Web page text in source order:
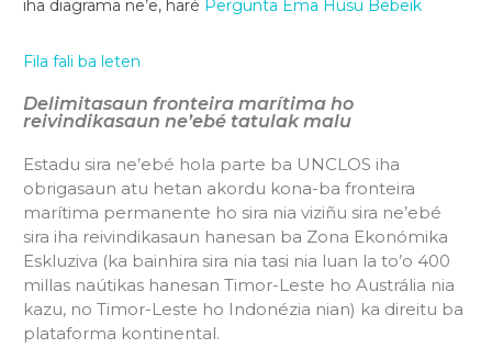
iha diagrama ne’e, haré Pergunta Ema Husu Bebeik
Fila fali ba leten
Delimitasaun fronteira marítima ho
reivindikasaun ne’ebé tatulak malu
Estadu sira ne’ebé hola parte ba UNCLOS iha
obrigasaun atu hetan akordu kona-ba fronteira
marítima permanente ho sira nia viziñu sira ne’ebé
sira iha reivindikasaun hanesan ba Zona Ekonómika
Eskluziva (ka bainhira sira nia tasi nia luan la to’o 400
millas naútikas hanesan Timor-Leste ho Austrália nia
kazu, no Timor-Leste ho Indonézia nian) ka direitu ba
plataforma kontinental.